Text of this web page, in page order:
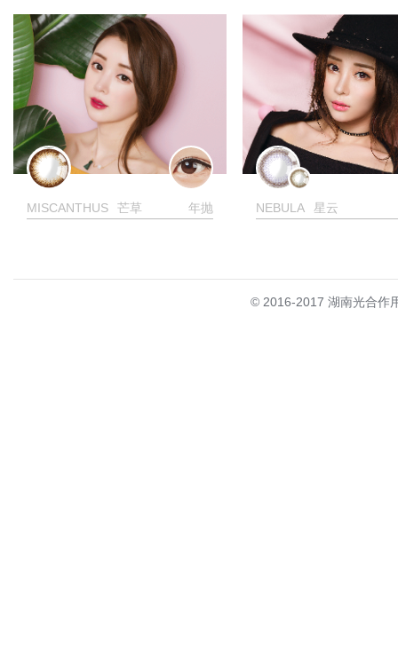
MISCANTHUS 芒草 年抛 NEBULA 星云
© 2016-2017 湖南光合作